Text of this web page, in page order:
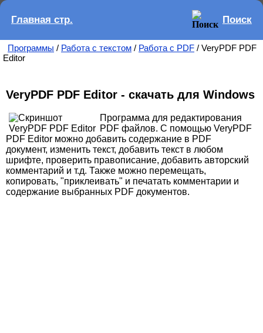
Главная стр. Поиск
Программы / Работа с текстом / Работа с PDF / VeryPDF PDF
Editor
VeryPDF PDF Editor - скачать для Windows
Программа для редактирования
PDF файлов. С помощью VeryPDF
PDF Editor можно добавить содержание в PDF
документ, изменить текст, добавить текст в любом
шрифте, проверить правописание, добавить авторский
комментарий и т.д. Также можно перемещать,
копировать, "приклеивать" и печатать комментарии и
содержание выбранных PDF документов.